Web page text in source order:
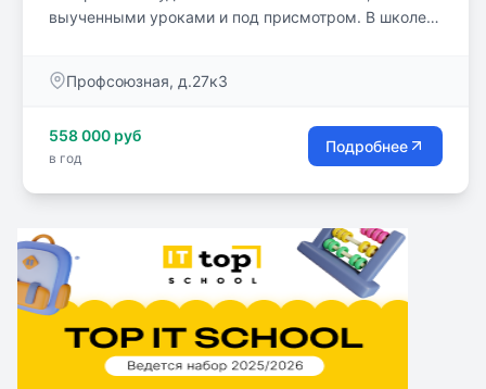
выученными уроками и под присмотром. В школе
Профсоюзная, д.27к3
558 000 руб
в год
Подробнее